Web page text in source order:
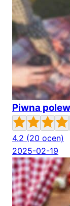
Piwna
4.2 (20 ocen)
2025-02-19